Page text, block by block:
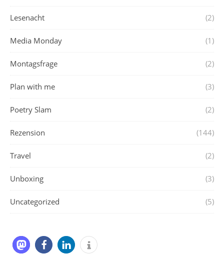
Lesenacht (2)
Media Monday (1)
Montagsfrage (2)
Plan with me (3)
Poetry Slam (2)
Rezension (144)
Travel (2)
Unboxing (3)
Uncategorized (5)